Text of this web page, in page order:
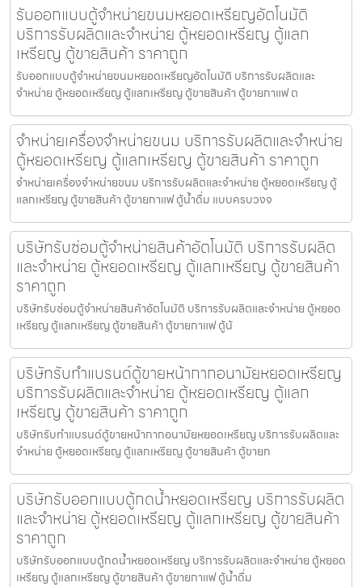
รับออกแบบตู้จำหน่ายขนมหยอดเหรียญ​​อัตโนมัติ
บริการรับผลิตและจำหน่าย ตู้หยอดเหรียญ ตู้แลก
เหรียญ ตู้ขายสินค้า ราคาถูก
รับออกแบบตู้จำหน่ายขนมหยอดเหรียญ​​อัตโนมัติ บริการรับผลิตและ
จำหน่าย ตู้หยอดเหรียญ ตู้แลกเหรียญ ตู้ขายสินค้า ตู้ขายกาแฟ ต
จำหน่ายเครื่องจำหน่ายขนม บริการรับผลิตและจำหน่าย
ตู้หยอดเหรียญ ตู้แลกเหรียญ ตู้ขายสินค้า ราคาถูก
จำหน่ายเครื่องจำหน่ายขนม บริการรับผลิตและจำหน่าย ตู้หยอดเหรียญ ตู้
แลกเหรียญ ตู้ขายสินค้า ตู้ขายกาแฟ ตู้น้ำดื่ม แบบครบวงจ
บริษัทรับซ่อมตู้จำหน่ายสินค้า​อัตโนมัติ บริการรับผลิต
และจำหน่าย ตู้หยอดเหรียญ ตู้แลกเหรียญ ตู้ขายสินค้า
ราคาถูก
บริษัทรับซ่อมตู้จำหน่ายสินค้า​อัตโนมัติ บริการรับผลิตและจำหน่าย ตู้หยอด
เหรียญ ตู้แลกเหรียญ ตู้ขายสินค้า ตู้ขายกาแฟ ตู้น้
บริษัทรับทำแบรนด์ตู้ขายหน้ากากอนามัยหยอดเหรียญ​​
บริการรับผลิตและจำหน่าย ตู้หยอดเหรียญ ตู้แลก
เหรียญ ตู้ขายสินค้า ราคาถูก
บริษัทรับทำแบรนด์ตู้ขายหน้ากากอนามัยหยอดเหรียญ​​ บริการรับผลิตและ
จำหน่าย ตู้หยอดเหรียญ ตู้แลกเหรียญ ตู้ขายสินค้า ตู้ขายก
บริษัทรับออกแบบตู้กดน้ำ​หยอดเหรียญ บริการรับผลิต
และจำหน่าย ตู้หยอดเหรียญ ตู้แลกเหรียญ ตู้ขายสินค้า
ราคาถูก
บริษัทรับออกแบบตู้กดน้ำ​หยอดเหรียญ บริการรับผลิตและจำหน่าย ตู้หยอด
เหรียญ ตู้แลกเหรียญ ตู้ขายสินค้า ตู้ขายกาแฟ ตู้น้ำดื่ม